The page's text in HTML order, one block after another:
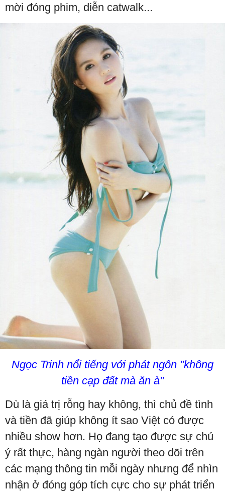
mời đóng phim, diễn catwalk...
Ngọc Trinh nổi tiếng với phát ngôn "không
tiền cạp đất mà ăn à"
Dù là giá trị rỗng hay không, thì chủ đề tình
và tiền đã giúp không ít sao Việt có được
nhiều show hơn. Họ đang tạo được sự chú
ý rất thực, hàng ngàn người theo dõi trên
các mạng thông tin mỗi ngày nhưng để nhìn
nhận ở đóng góp tích cực cho sự phát triển